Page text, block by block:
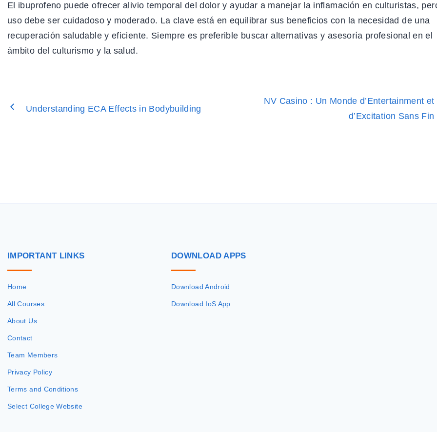
El ibuprofeno puede ofrecer alivio temporal del dolor y ayudar a manejar la inflamación en culturistas,
uso debe ser cuidadoso y moderado. La clave está en equilibrar sus beneficios con la necesidad de una
recuperación saludable y eficiente. Siempre es preferible buscar alternativas y asesoría profesional en el
ámbito del culturismo y la salud.
Understanding ECA Effects in Bodybuilding
NV Casino : Un Monde d’Entertainment et
d’Excitation Sans Fin
IMPORTANT LINKS
Home
All Courses
About Us
Contact
Team Members
Privacy Policy
Terms and Conditions
Select College Website
DOWNLOAD APPS
Download Android
Download IoS App